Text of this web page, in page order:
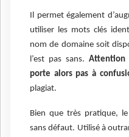
Il permet également
utiliser les mots clés
nom de domaine soit
l’est pas sans. Attention
porte alors pas à
plagiat.
Bien que très pratique,
sans défaut. Utilisé à